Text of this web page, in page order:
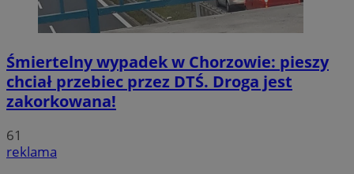
Śmiertelny wypadek w Chorzowie: pieszy
chciał przebiec przez DTŚ. Droga jest
zakorkowana!
61
reklama